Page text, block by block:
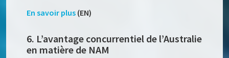
En savoir plus (EN)
6. L’avantage concurrentiel de l’Australie
en matière de NAM